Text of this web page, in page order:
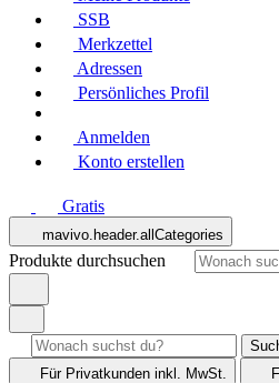
SSB
Merkzettel
Adressen
Persönliches Profil
Anmelden
Konto erstellen
Gratis
mavivo.header.allCategories
Produkte durchsuchen
Für Privatkunden inkl. MwSt.